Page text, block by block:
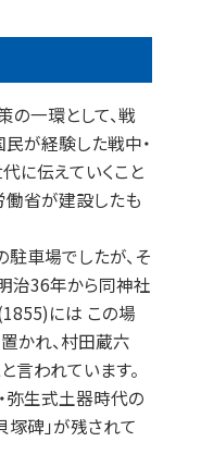
一環として、戦
が経験した戦中・
に伝えていくこと
働省が建設したも
車場でしたが、そ
治36年から同神社
には この場
かれ、村田蔵六
言われています。
弥生式土器時代の
塚碑」が残されて